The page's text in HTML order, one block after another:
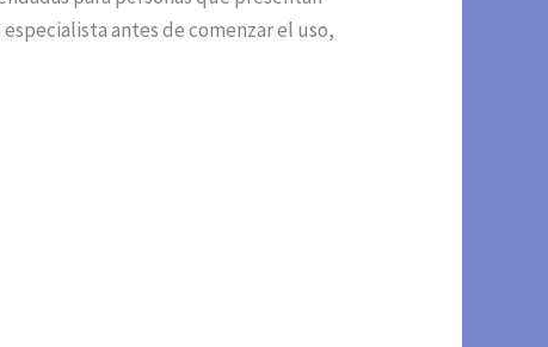
antes de comenzar el uso,